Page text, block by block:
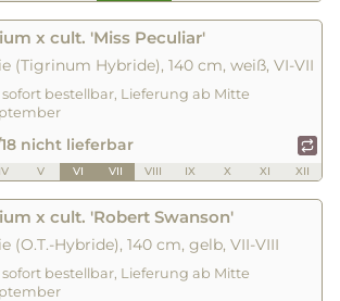
x cult. 'Miss Peculiar'
(Tigrinum Hybride), 140 cm, weiß, VI-VII
bestellbar, Lieferung ab Mitte
18 nicht lieferbar
IV V VI VII VIII IX X XI XII
x cult. 'Robert Swanson'
(O.T.-Hybride), 140 cm, gelb, VII-VIII
bestellbar, Lieferung ab Mitte